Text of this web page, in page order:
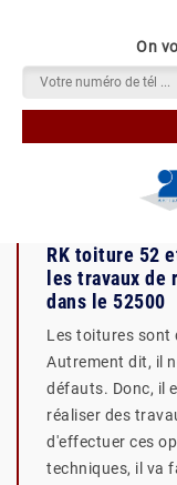
On
RK toiture 52
les travaux
dans le 52500
Les toitures sont
Autrement dit, il
défauts. Donc, il
réaliser des
d'effectuer ces
techniques, il va